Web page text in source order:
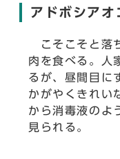
アドボシアオ
こそこそと落
肉を食べる。人
るが、昼間目に
かがやくきれい
から消毒液のよ
見られる。